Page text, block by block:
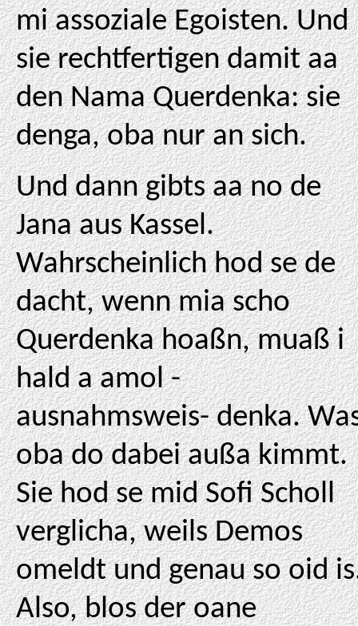
mi assoziale Egoisten. Und
sie rechtfertigen damit aa
den Nama Querdenka: sie
denga, oba nur an sich.
Und dann gibts aa no de
Jana aus Kassel.
Wahrscheinlich hod se de
dacht, wenn mia scho
Querdenka hoaßn, muaß i
hald a amol -
ausnahmsweis- denka.
oba do dabei außa kimmt.
Sie hod se mid Sofi Scholl
verglicha, weils Demos
omeldt und genau so oid
Also, blos der oane